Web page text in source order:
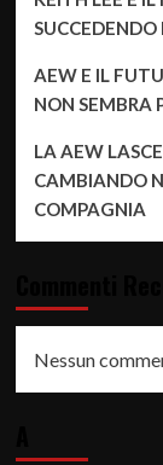
AEW E IL
NON SEMBRA
LA AEW
CAMBIANDO
COMPAGNIA
Nessun